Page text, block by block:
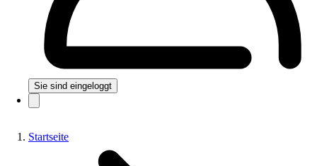
Sie sind eingeloggt
Startseite